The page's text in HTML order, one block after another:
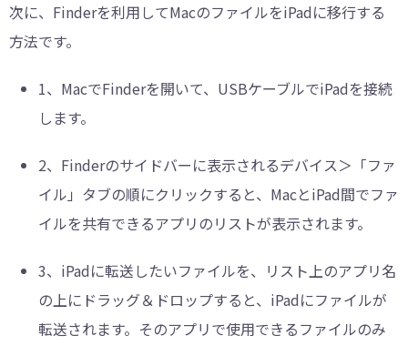
次に、Finderを利用してMacのファイルをiPadに移行する
方法です。
1、 MacでFinderを開いて、USBケーブルでiPadを接続
します。
2、 Finderのサイドバーに表示されるデバイス＞「ファ
イル」タブの順にクリックすると、MacとiPad間でファ
イルを共有できるアプリのリストが表示されます。
3、 iPadに転送したいファイルを、リスト上のアプリ名
の上にドラッグ＆ドロップすると、iPadにファイルが
転送されます。そのアプリで使用できるファイルのみ